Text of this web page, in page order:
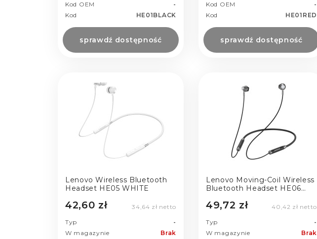
Kod OEM
-
Kod
HE01BLACK
sprawdź dostępność
Kod OEM
-
Kod
HE01RED
sprawdź dostępność
Lenovo Wireless Bluetooth
Headset HE05 WHITE
42,60 zł 34,64 zł netto
Typ
-
W magazynie
Brak
Lenovo Moving-Coil Wireless
Bluetooth Headset HE06
49,72 zł 40,42 zł netto
Typ
-
W magazynie
Brak